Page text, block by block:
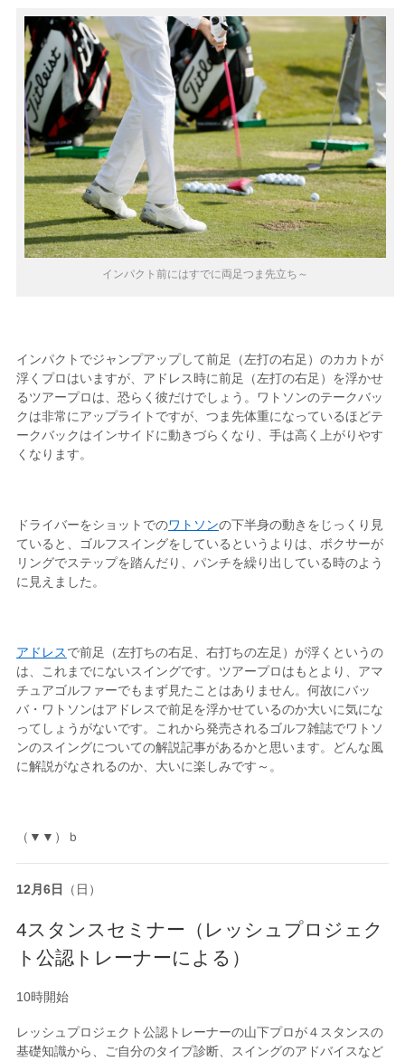
インパクト前にはすでに両足つま先立ち～
インパクトでジャンプアップして前足（左打の右足）のカカトが
浮くプロはいますが、アドレス時に前足（左打の右足）を浮かせ
るツアープロは、恐らく彼だけでしょう。ワトソンのテークバッ
クは非常にアップライトですが、つま先体重になっているほどテ
ークバックはインサイドに動きづらくなり、手は高く上がりやす
くなります。
ドライバーをショットでのワトソンの下半身の動きをじっくり見
ていると、ゴルフスイングをしているというよりは、ボクサーが
リングでステップを踏んだり、パンチを繰り出している時のよう
に見えました。
アドレスで前足（左打ちの右足、右打ちの左足）が浮くというの
は、これまでにないスイングです。ツアープロはもとより、アマ
チュアゴルファーでもまず見たことはありません。何故にバッ
バ・ワトソンはアドレスで前足を浮かせているのか大いに気にな
ってしょうがないです。これから発売されるゴルフ雑誌でワトソ
ンのスイングについての解説記事があるかと思います。どんな風
に解説がなされるのか、大いに楽しみです～。
（▼▼）ｂ
12月6日 （日）
4スタンスセミナー（レッシュプロジェク
ト公認トレーナーによる）
10時開始
レッシュプロジェクト公認トレーナーの山下プロが４スタンスの
基礎知識から、ご自分のタイプ診断、スイングのアドバイスなど